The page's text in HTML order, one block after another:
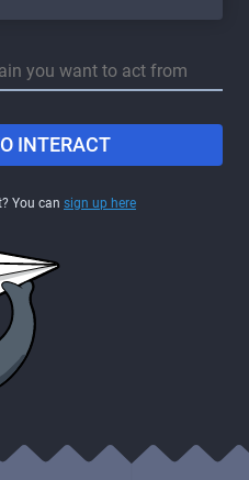
INTERACT
You can sign up here